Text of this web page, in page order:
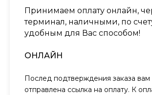
Принимаем оплату онлайн,
терминал, наличными, по
удобным для Вас способом!
ОНЛАЙН
Послед подтверждения заказа
отправлена ссылка на оплату. К